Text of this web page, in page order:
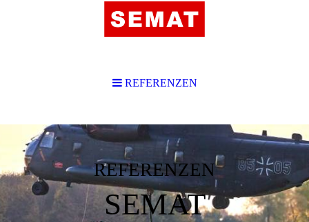
REFERENZEN
SEMAT
REFERENZEN